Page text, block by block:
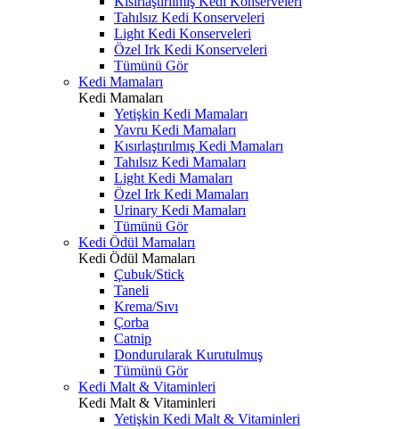
Tahılsız Kedi Konserveleri
Light Kedi Konserveleri
Özel Irk Kedi Konserveleri
Tümünü Gör
Kedi Mamaları
Kedi Mamaları
Yetişkin Kedi Mamaları
Yavru Kedi Mamaları
Kısırlaştırılmış Kedi Mamaları
Tahılsız Kedi Mamaları
Light Kedi Mamaları
Özel Irk Kedi Mamaları
Urinary Kedi Mamaları
Tümünü Gör
Kedi Ödül Mamaları
Kedi Ödül Mamaları
Çubuk/Stick
Taneli
Krema/Sıvı
Çorba
Catnip
Dondurularak Kurutulmuş
Tümünü Gör
Kedi Malt & Vitaminleri
Kedi Malt & Vitaminleri
Yetişkin Kedi Malt & Vitaminleri